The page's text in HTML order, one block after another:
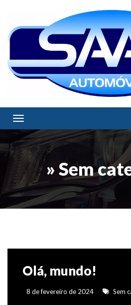
Toggle navigation
» Sem
Olá, mundo!
8 de fevereiro de 2024 Sem